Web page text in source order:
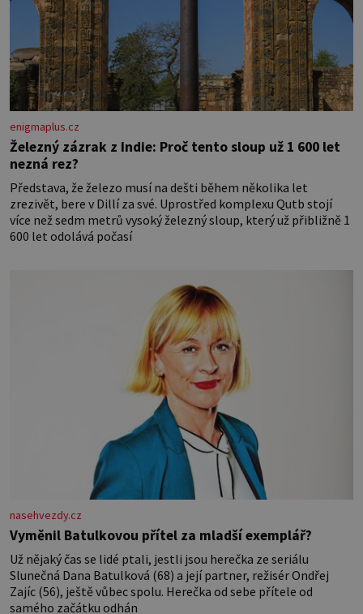
enigmaplus.cz
Železný zázrak z Indie: Proč tento sloup už 1 600 let
nezná rez?
Představa, že železo musí na dešti během několika let
zrezivět, bere v Dillí za své. Uprostřed komplexu Qutb stojí
více než sedm metrů vysoký železný sloup, který už přibližně 1
600 let odolává počasí
nasehvezdy.cz
Vyměnil Batulkovou přítel za mladší exemplář?
Už nějaký čas se lidé ptali, jestli jsou herečka ze seriálu
Slunečná Dana Batulková (68) a její partner, režisér Ondřej
Zajíc (56), ještě vůbec spolu. Herečka od sebe přítele od
samého začátku odhán